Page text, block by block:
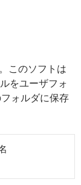
。このソフトは
をユーザフォ
ォルダに保存